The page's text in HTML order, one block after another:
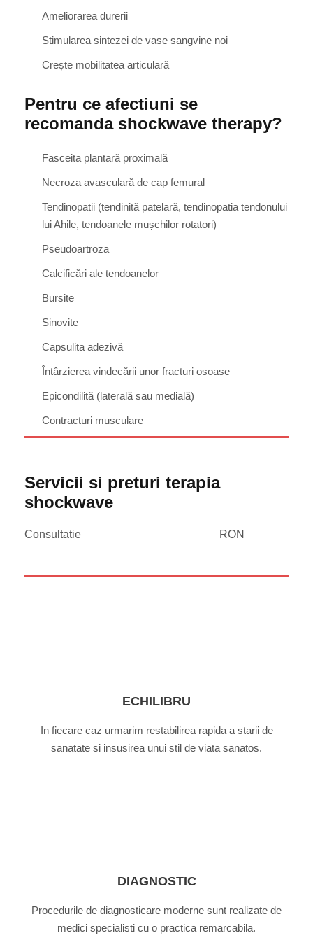
Ameliorarea durerii
Stimularea sintezei de vase sangvine noi
Crește mobilitatea articulară
Pentru ce afectiuni se
recomanda shockwave therapy?
Fasceita plantară proximală
Necroza avasculară de cap femural
Tendinopatii (tendinită patelară, tendinopatia tendonului
lui Ahile, tendoanele mușchilor rotatori)
Pseudoartroza
Calcificări ale tendoanelor
Bursite
Sinovite
Capsulita adezivă
Întârzierea vindecării unor fracturi osoase
Epicondilită (laterală sau medială)
Contracturi musculare
Servicii si preturi terapia
shockwave
Consultatie RON
ECHILIBRU
In fiecare caz urmarim restabilirea rapida a starii de
sanatate si insusirea unui stil de viata sanatos.
DIAGNOSTIC
Procedurile de diagnosticare moderne sunt realizate de
medici specialisti cu o practica remarcabila.